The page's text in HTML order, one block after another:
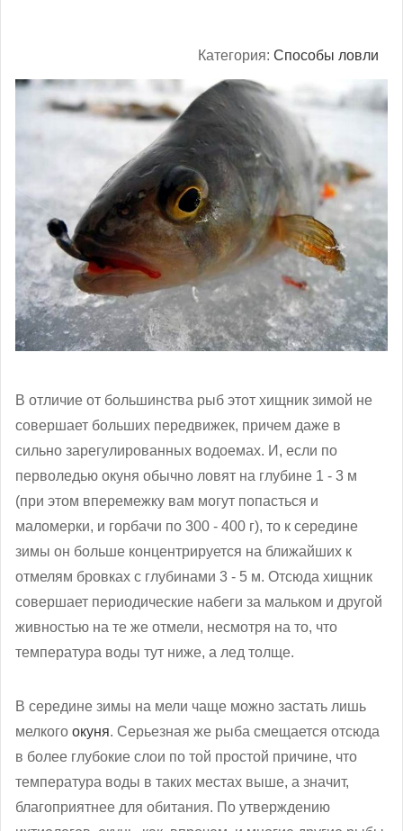
Категория: Способы ловли
В отличие от большинства рыб этот хищник зимой не
совершает больших передвижек, причем даже в
сильно зарегулированных водоемах. И, если по
перволедью окуня обычно ловят на глубине 1 - 3 м
(при этом вперемежку вам могут попасться и
маломерки, и горбачи по 300 - 400 г), то к середине
зимы он больше концентрируется на ближайших к
отмелям бровках с глубинами 3 - 5 м. Отсюда хищник
совершает периодические набеги за мальком и другой
живностью на те же отмели, несмотря на то, что
температура воды тут ниже, а лед толще.
В середине зимы на мели чаще можно застать лишь
мелкого окуня. Серьезная же рыба смещается отсюда
в более глубокие слои по той простой причине, что
температура воды в таких местах выше, а значит,
благоприятнее для обитания. По утверждению